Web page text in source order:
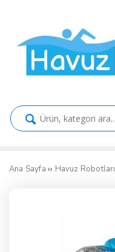
Ana Sayfa ›› Havuz Robotları